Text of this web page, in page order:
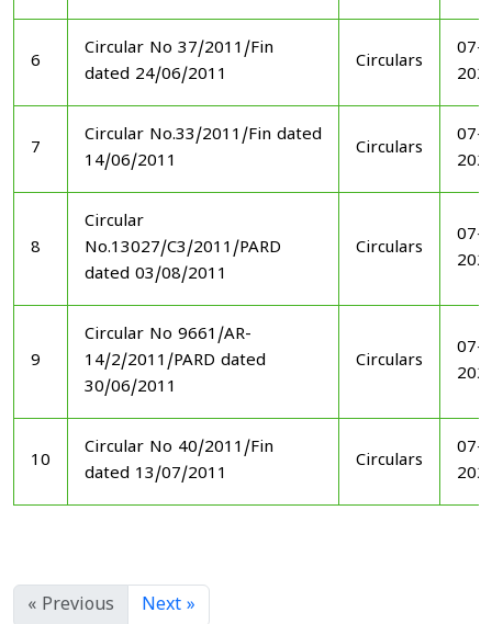
6
Circular No 37/2011/Fin
dated 24/06/2011
Circulars
07-
7
Circular No.33/2011/Fin dated
14/06/2011
Circulars
07-
8
Circular
No.13027/C3/2011/PARD
dated 03/08/2011
Circulars
07-
9
Circular No 9661/AR-
14/2/2011/PARD dated
30/06/2011
Circulars
07-
10
Circular No 40/2011/Fin
dated 13/07/2011
Circulars
07-
« Previous Next »